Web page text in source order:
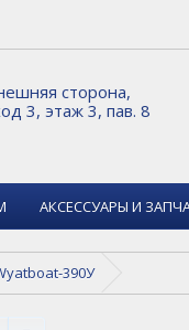
сторона,
3, этаж 3, пав. 8
АКСЕССУАРЫ И
390У